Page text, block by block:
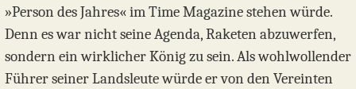
»Person des Jahres« im Time Magazine stehen würde.
Denn es war nicht seine Agenda, Raketen abzuwerfen,
sondern ein wirklicher König zu sein. Als wohlwollender
Führer seiner Landsleute würde er von den Vereinten